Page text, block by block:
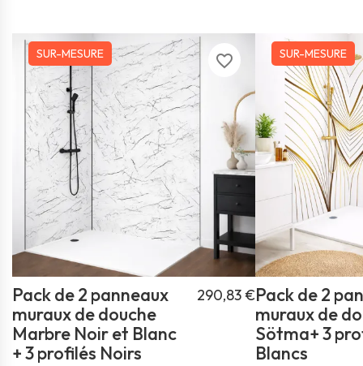
favorite_border
Pack de 2 panneaux
muraux de douche
Marbre Noir et Blanc
+ 3 profilés Noirs
290,83 €
SUR-MESURE
Pack de 2
muraux de
Sötma+ 3
Blancs
SUR-MESURE